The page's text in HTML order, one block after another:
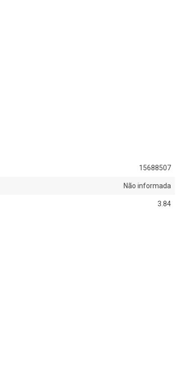
15688507
Não informada
3.84